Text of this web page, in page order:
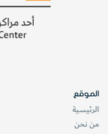
الموقع
الرئيسية
من نحن